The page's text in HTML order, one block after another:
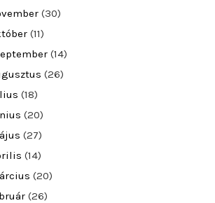
(30)
(11)
(14)
(26)
(18)
(20)
(27)
(14)
(20)
(26)